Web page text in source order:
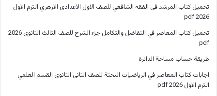
تحميل كتاب المرشد فى الفقه الشافعي للصف الاول الاعدادى الازهري الترم الاول
2026 pdf
تحميل كتاب المعاصر في التفاضل والتكامل جزء الشرح للصف الثالث الثانوى 2026
pdf
طريقة حساب مساحة الدائرة
اجابات كتاب المعاصر في الرياضيات البحتة للصف الثانى الثانوى القسم العلمي
الترم الاول 2026 pdf